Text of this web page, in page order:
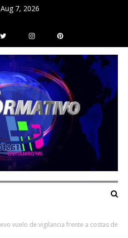
Aug 7, 2026
vuelo de vigilancia frente a costas de